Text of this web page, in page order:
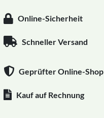
Online-Sicherheit
Schneller Versand
Geprüfter Online-Shop
Kauf auf Rechnung